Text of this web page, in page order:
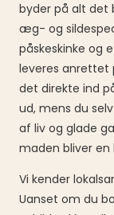
byder på alt det
æg- og
påskeskinke og
leveres anrettet
det direkte ind
ud, mens du
af liv og glade
maden bliver en
Vi kender
Uanset om du